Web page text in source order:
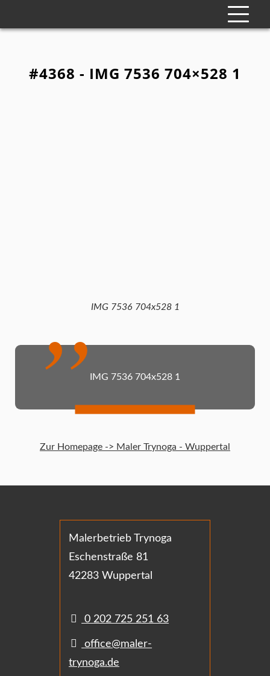
#4368 - IMG 7536 704×528 1
IMG 7536 704x528 1
IMG 7536 704x528 1
Zur Homepage -> Maler Trynoga - Wuppertal
Malerbetrieb Trynoga
Eschenstraße 81
42283 Wuppertal
0 202 725 251 63
office@maler-
trynoga.de